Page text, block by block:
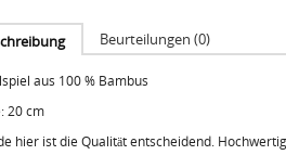
Beurteilungen (0)
aus 100 % Bambus
20 cm
hier ist die Qualität entscheidend.